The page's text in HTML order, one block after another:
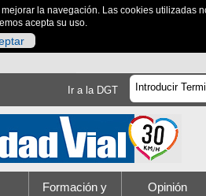
la navegación. Las cookies utilizadas
acepta su uso.
Ir a la DGT
Formación y Opinión